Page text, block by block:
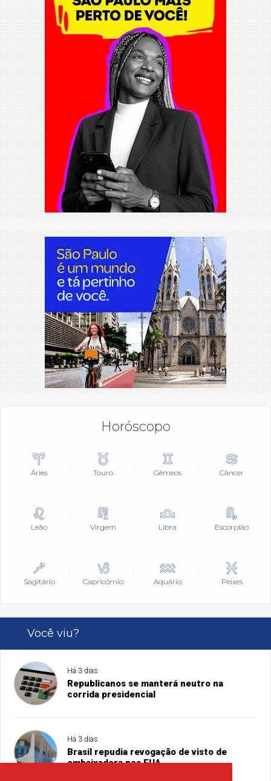
Horóscopo
Áries Touro Gêmeos Câncer
Leão Virgem Libra Escorpião
Sagitário Capricórnio Aquário Peixes
Você viu?
Há 3 dias
Republicanos se manterá neutro na
corrida presidencial
Há 3 dias
Brasil repudia revogação de visto de
embaixadora nos EUA